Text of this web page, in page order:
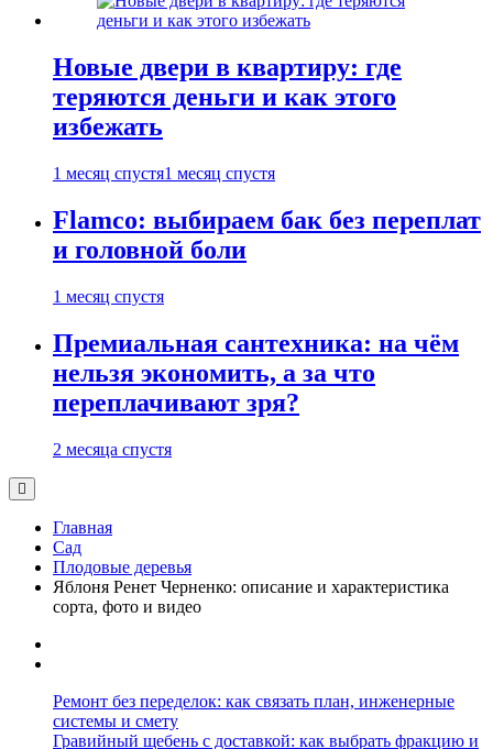
Новые двери в квартиру: где
теряются деньги и как этого
избежать
1 месяц спустя1 месяц спустя
Flamco: выбираем бак без переплат
и головной боли
1 месяц спустя
Премиальная сантехника: на чём
нельзя экономить, а за что
переплачивают зря?
2 месяца спустя
Главная
Сад
Плодовые деревья
Яблоня Ренет Черненко: описание и характеристика
сорта, фото и видео
Ремонт без переделок: как связать план, инженерные
системы и смету
Гравийный щебень с доставкой: как выбрать фракцию и